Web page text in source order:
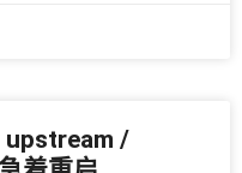
upstream /